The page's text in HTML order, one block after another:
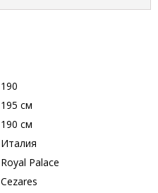
190
195 см
190 см
Италия
Royal Palace
Cezares